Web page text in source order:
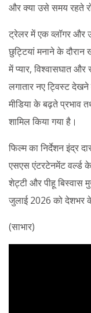
और क्या उसे समय रहते
ट्रेलर में एक व्लॉगर और
छुट्टियां मनाने के
में प्यार, विश्वासघात
लगातार नए ट्विस्ट
मीडिया के बढ़ते प्रभाव
शामिल किया गया है।
फिल्म का निर्देशन इंद्र
एसएस एंटरटेनमेंट वर्ल्ड
शेट्टी और पीहू
जुलाई 2026 को देशभर के
(साभार)